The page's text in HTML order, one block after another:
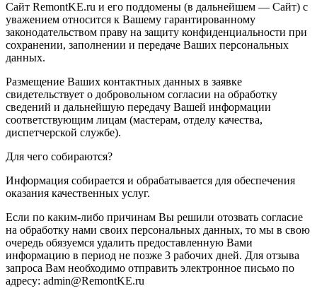
Сайт RemontKE.ru и его поддомены (в дальнейшем — Сайт) с
уважением относится к Вашему гарантированному
законодательством праву на защиту конфиденциальности при
сохранении, заполнении и передаче Ваших персональных
данных.
Размещение Ваших контактных данных в заявке
свидетельствует о добровольном согласии на обработку
сведений и дальнейшую передачу Вашей информации
соответствующим лицам (мастерам, отделу качества,
диспетчерской службе).
Для чего собираются?
Информация собирается и обрабатывается для обеспечения
оказания качественных услуг.
Если по каким-либо причинам Вы решили отозвать согласие
на обработку нами своих персональных данных, то мы в свою
очередь обязуемся удалить предоставленную Вами
информацию в период не позже 3 рабочих дней. Для отзыва
запроса Вам необходимо отправить электронное письмо по
адресу: admin@RemontKE.ru